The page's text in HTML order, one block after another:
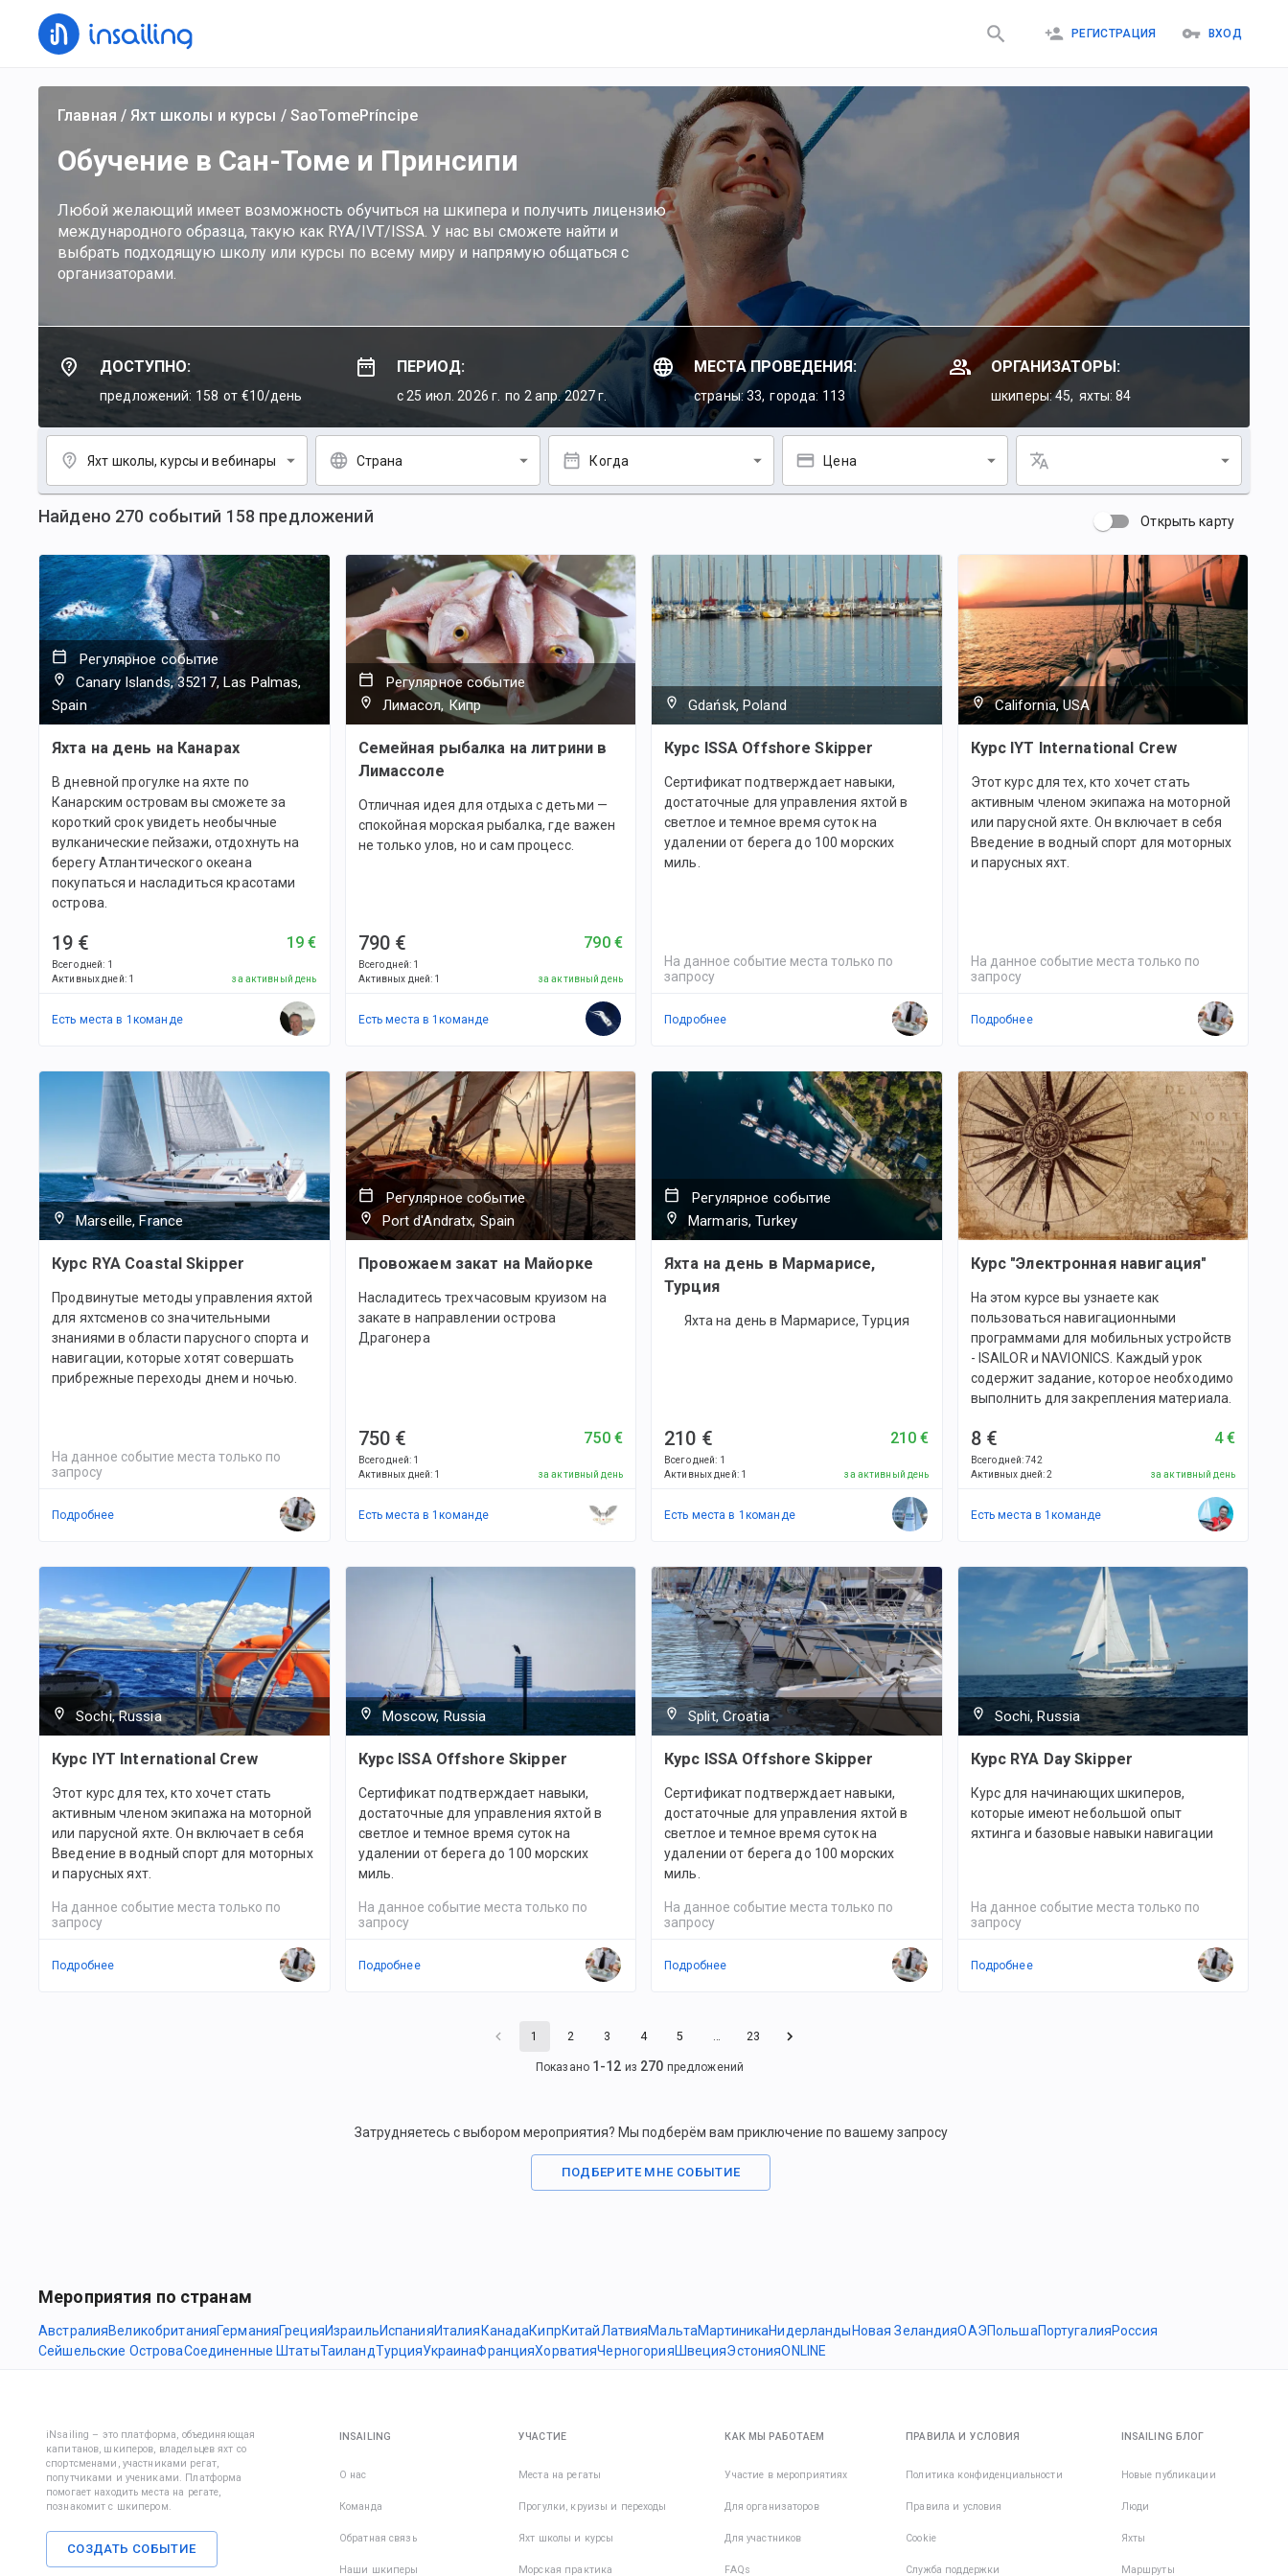
РЕГИСТРАЦИЯ ВХОД
Главная /Яхт школы и курсы / SaoTomePríncipe
Обучение в Сан-Томе и Принсипи
Любой желающий имеет возможность обучиться на шкипера и получить лицензию
международного образца, такую как RYA/IVT/ISSA. У нас вы сможете найти и
выбрать подходящую школу или курсы по всему миру и напрямую общаться с
организаторами.
ДОСТУПНО:
предложений: 158 от €10/день
ПЕРИОД:
c 25 июл. 2026 г. по 2 апр. 2027 г.
МЕСТА ПРОВЕДЕНИЯ:
страны: 33, города: 113
ОРГАНИЗАТОРЫ:
шкиперы: 45, яхты: 84
Яхт школы, курсы и вебинары Страна Когда Цена
Найдено 270 событий 158 предложений Открыть карту
Регулярное событие
Canary Islands, 35217, Las Palmas,
Spain
Яхта на день на Канарах
В дневной прогулке на яхте по
Канарским островам вы сможете за
короткий срок увидеть необычные
вулканические пейзажи, отдохнуть на
берегу Атлантического океана
покупаться и насладиться красотами
острова.
19 €
Всего дней: 1
Активных дней: 1
19 €
за активный день
Есть места в 1 командe
Регулярное событие
Лимасол, Кипр
Семейная рыбалка на литрини в
Лимассоле
Отличная идея для отдыха с детьми —
спокойная морская рыбалка, где важен
не только улов, но и сам процесс.
790 €
Всего дней: 1
Активных дней: 1
790 €
за активный день
Есть места в 1командe
Gdańsk, Poland
Курс ISSA Offshore Skipper
Сертификат подтверждает навыки,
достаточные для управления яхтой в
светлое и темное время суток на
удалении от берега до 100 морских
миль.
На данное событие места только по
запросу
Подробнее
California, USA
Курс IYT International Crew
Этот курс для тех, кто хочет стать
активным членом экипажа на моторной
или парусной яхте. Он включает в себя
Введение в водный спорт для моторных
и парусных яхт.
На данное событие места только по
запросу
Подробнее
Marseille, France
Курс RYA Coastal Skipper
Продвинутые методы управления яхтой
для яхтсменов со значительными
знаниями в области парусного спорта и
навигации, которые хотят совершать
прибрежные переходы днем и ночью.
На данное событие места только по
запросу
Подробнее
Регулярное событие
Port d'Andratx, Spain
Провожаем закат на Майорке
Насладитесь трехчасовым круизом на
закате в направлении острова
Драгонера
750 €
Всего дней: 1
Активных дней: 1
750 €
за активный день
Есть места в 1командe
Регулярное событие
Marmaris, Turkey
Яхта на день в Мармарисе,
Турция
Яхта на день в Мармарисе, Турция
210 €
Всего дней: 1
Активных дней: 1
210 €
за активный день
Есть места в 1 командe
Курс "Электронная навигация"
На этом курсе вы узнаете как
пользоваться навигационными
программами для мобильных устройств
- ISAILOR и NAVIONICS. Каждый урок
содержит задание, которое необходимо
выполнить для закрепления материала.
8 €
Всего дней:742
Активных дней:2
4 €
за активный день
Есть места в 1командe
Sochi, Russia
Курс IYT International Crew
Этот курс для тех, кто хочет стать
активным членом экипажа на моторной
или парусной яхте. Он включает в себя
Введение в водный спорт для моторных
и парусных яхт.
На данное событие места только по
запросу
Подробнее
Moscow, Russia
Курс ISSA Offshore Skipper
Сертификат подтверждает навыки,
достаточные для управления яхтой в
светлое и темное время суток на
удалении от берега до 100 морских
миль.
На данное событие места только по
запросу
Подробнее
Split, Croatia
Курс ISSA Offshore Skipper
Сертификат подтверждает навыки,
достаточные для управления яхтой в
светлое и темное время суток на
удалении от берега до 100 морских
миль.
На данное событие места только по
запросу
Подробнее
Sochi, Russia
Курс RYA Day Skipper
Курс для начинающих шкиперов,
которые имеют небольшой опыт
яхтинга и базовые навыки навигации
На данное событие места только по
запросу
Подробнее
1 2 3 4 5 23
Показано 1 -12 из 270 предложений
Затрудняетесь с выбором мероприятия? Мы подберём вам приключение по вашему запросу
ПОДБЕРИТЕ МНЕ СОБЫТИЕ
Мероприятия по странам
АвстралияВеликобританияГерманияГрецияИзраильИспанияИталия КанадаКипрКитайЛатвияМальтаМартиникаНидерланды Новая ЗеландияОАЭПольшаПортугалияРоссия
Сейшельские ОстроваСоединенные ШтатыТаиландТурцияУкраинаФранцияХорватияЧерногорияШвецияЭстонияONLINE
iNsailing – это платформа, объединяющая
капитанов, шкиперов, владельцев яхт со
спортсменами, участниками регат,
попутчиками и учениками. Платформа
помогает находить места на регате,
познакомит с шкипером.
СОЗДАТЬ СОБЫТИЕ
INSAILING
О нас
Команда
Обратная связь
Наши шкиперы
УЧАСТИЕ
Места на регаты
Прогулки, круизы и переходы
Яхт школы и курсы
Морская практика
КАК МЫ РАБОТАЕМ
Участие в мероприятиях
Для организаторов
Для участников
FAQs
ПРАВИЛА И УСЛОВИЯ
Политика конфиденциальности
Правила и условия
Cookie
Служба поддержки
INSAILING БЛОГ
Новые публикации
Люди
Яхты
Маршруты